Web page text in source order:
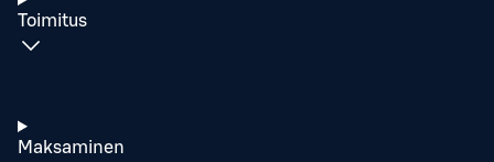
Toimitus
Maksaminen